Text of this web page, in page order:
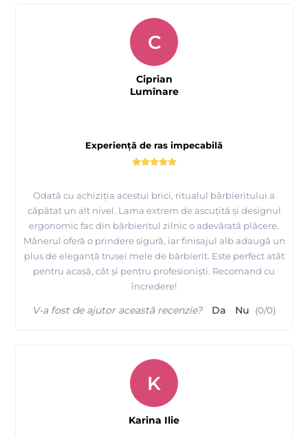
Experiență de ras impecabilă
Odată cu achiziția acestui brici, ritualul bărbieritului a
căpătat un alt nivel. Lama extrem de ascuțită și designul
ergonomic fac din bărbieritul zilnic o adevărată plăcere.
Mânerul oferă o prindere sigură, iar finisajul alb adaugă un
plus de eleganță trusei mele de bărbierit. Este perfect atât
pentru acasă, cât și pentru profesioniști. Recomand cu
încredere!
C
Ciprian
Lumînare
V-a fost de ajutor această recenzie? Da Nu (0/0)
K
Karina Ilie